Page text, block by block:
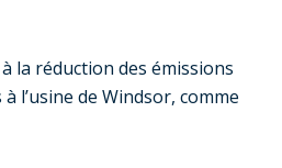
la réduction des émissions
l’usine de Windsor, comme